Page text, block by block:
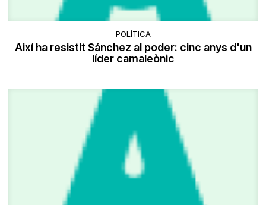
POLÍTICA
Així ha resistit Sánchez al poder: cinc anys d'un
líder camaleònic